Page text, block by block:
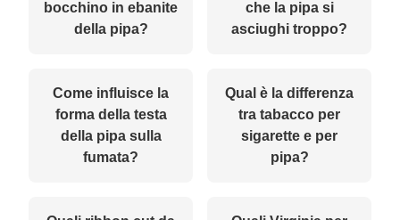
bocchino in ebanite
della pipa?
che la pipa si
asciughi troppo?
Come influisce la
forma della testa
della pipa sulla
fumata?
Qual è la differenza
tra tabacco per
sigarette e per
pipa?